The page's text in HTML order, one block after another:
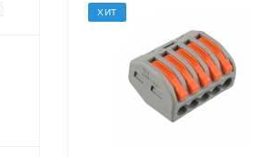
ХИТ